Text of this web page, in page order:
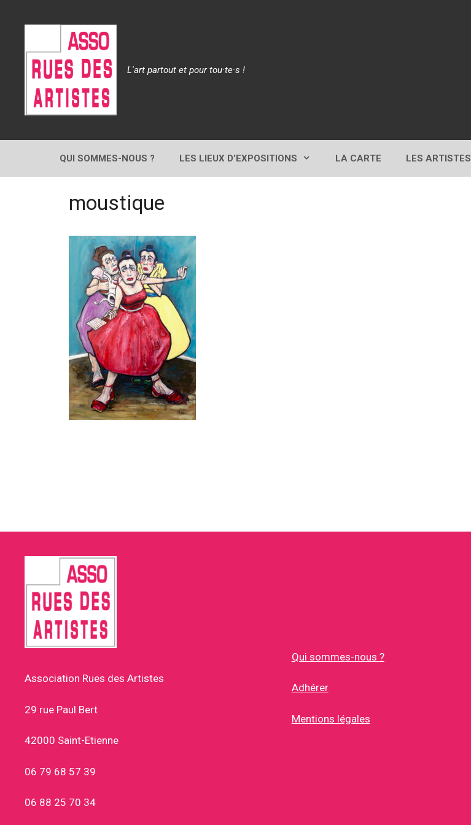
L'art partout et pour tou·te·s !
QUI SOMMES-NOUS ? LES LIEUX D’EXPOSITIONS LA CARTE LES ARTISTES
moustique
Association Rues des Artistes
29 rue Paul Bert
42000 Saint-Etienne
06 79 68 57 39
06 88 25 70 34
Qui sommes-nous ?
Adhérer
Mentions légales